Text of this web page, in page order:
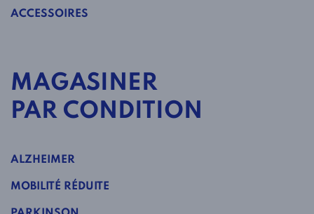
ACCESSOIRES
MAGASINER
PAR CONDITION
ALZHEIMER
MOBILITÉ RÉDUITE